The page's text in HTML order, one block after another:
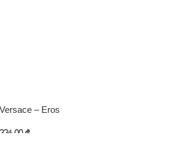
Versace – Eros
334,00 ₾